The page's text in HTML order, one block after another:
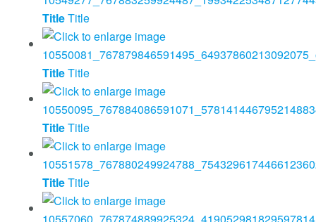
TitleTitle
TitleTitle
TitleTitle
TitleTitle